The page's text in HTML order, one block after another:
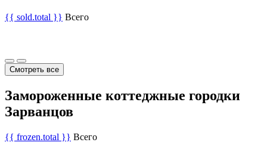
{{ sold.total }} Всего
Смотреть все
Замороженные коттеджные городки
Зарванцов
{{ frozen.total }} Всего